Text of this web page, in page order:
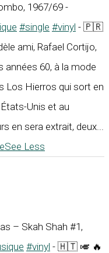
1967/69 -
#single #vinyl - 🇵🇷
ami, Rafael Cortijo,
années 60, à la mode
Los Hierros qui sort en
États-Unis et au
en sera extrait, deux...
See Less
– Skah Shah #1,
#vinyl - 🇭🇹 🎺 🔥